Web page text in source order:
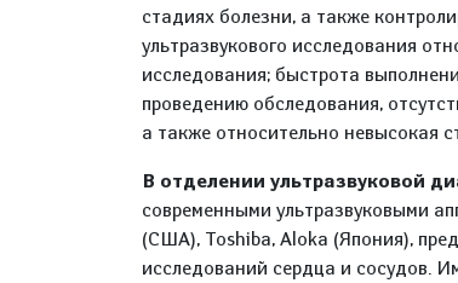
стадиях болезни, а также
ультразвукового исследования
исследования; быстрота
проведению обследования,
а также относительно невысокая
В отделении ультразвуковой
современными ультразвуковыми
(США), Toshiba, Aloka (Япония),
исследований сердца и сосудов.